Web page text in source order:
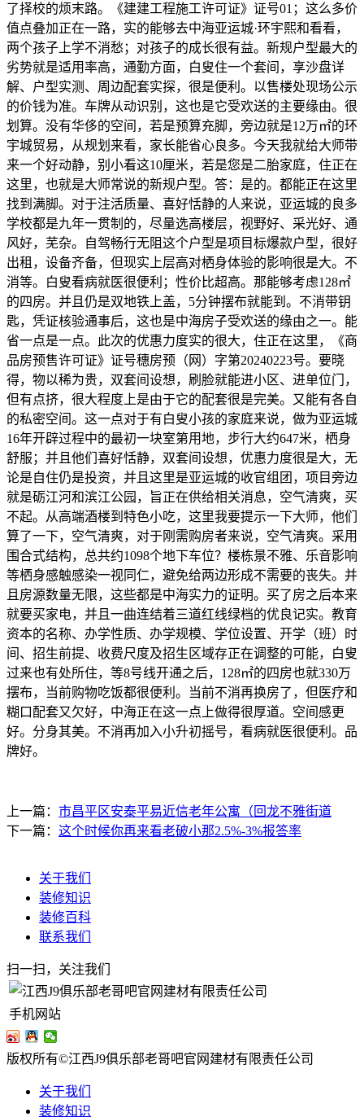
上一篇： 市昌平区安泰平易近信老年公寓（回龙不雅街道
下一篇： 这个时候你再来看老破小那2.5%-3%报答率
关于我们
装修知识
装修百科
联系我们
扫一扫，关注我们
手机网站
版权所有©江西J9俱乐部老哥吧官网建材有限责任公司
关于我们
装修知识